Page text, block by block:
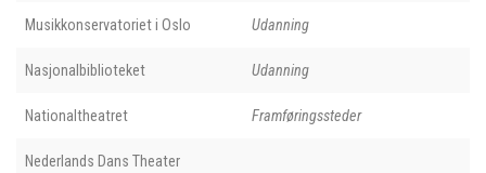
Musikkonservatoriet i Oslo Udanning
Nasjonalbiblioteket Udanning
Nationaltheatret Framføringssteder
Nederlands Dans Theater